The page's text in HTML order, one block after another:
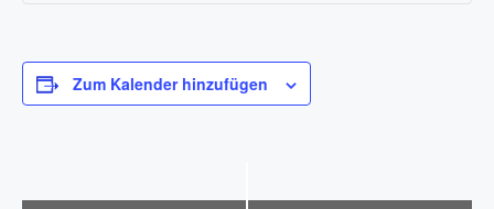
Zum Kalender hinzufügen